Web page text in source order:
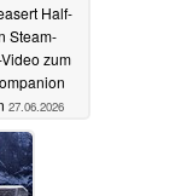
Half-
Steam-
zum
27.06.2026